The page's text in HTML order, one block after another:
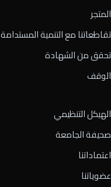
المتجر
تقاطعاتنا مع التنمية المستدامة
تحقق من الشهادة
الوقف
الهيكل التنظيمي
صحيفة الجامعة
اعتماداتنا
عضوياتنا